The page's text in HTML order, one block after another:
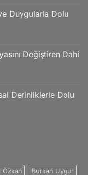
Duygularla Dolu
Değiştiren Dahi
Derinliklerle Dolu
Özkan Burhan Uygur